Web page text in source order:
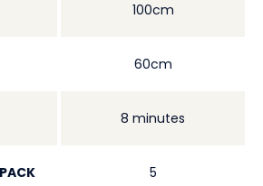
100cm
60cm
8 minutes
5